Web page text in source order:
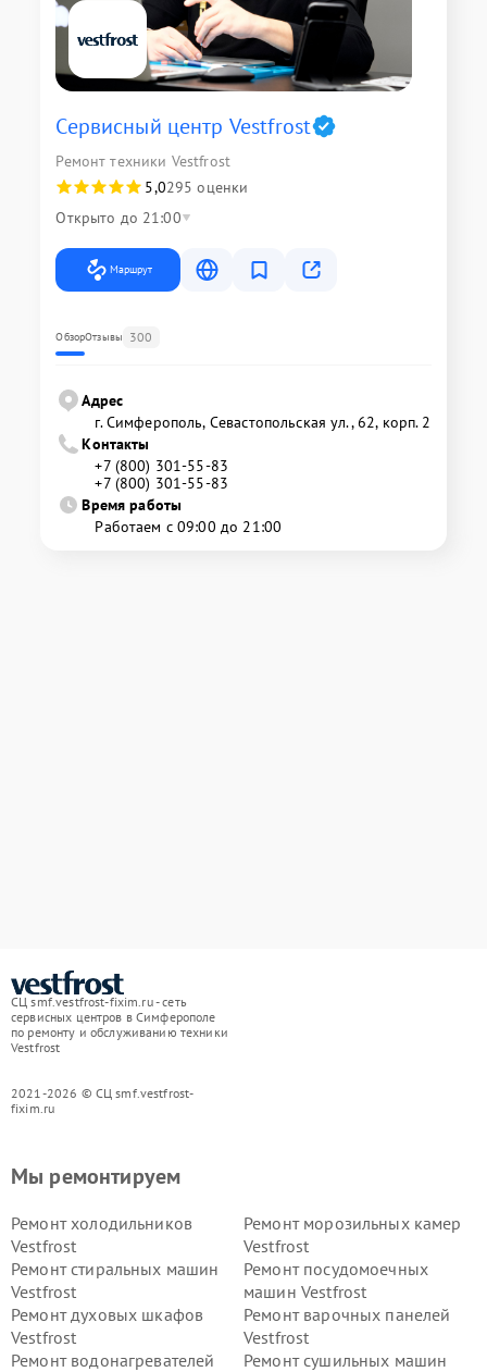
Сервисный центр Vestfrost
Ремонт техники Vestfrost
5,0295 оценки
Открыто до 21:00
Маршрут
ОбзорОтзывы 300
Адрес
г. Симферополь, Севастопольская ул., 62, корп. 2
Контакты
+7 (800) 301-55-83
+7 (800) 301-55-83
Время работы
Работаем с 09:00 до 21:00
СЦ smf.vestfrost-fixim.ru - сеть
сервисных центров в Симферополе
по ремонту и обслуживанию техники
Vestfrost
2021-2026 © СЦ smf.vestfrost-
fixim.ru
Мы ремонтируем
Ремонт холодильников
Vestfrost
Ремонт морозильных камер
Vestfrost
Ремонт стиральных машин
Vestfrost
Ремонт посудомоечных
машин Vestfrost
Ремонт духовых шкафов
Vestfrost
Ремонт варочных панелей
Vestfrost
Ремонт водонагревателей
Ремонт сушильных машин